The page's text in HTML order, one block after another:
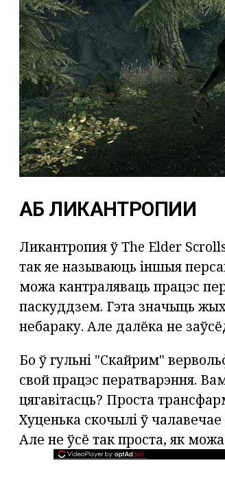
АБ ЛИКАНТРОПИИ
Ликантропия ў The Elder
так яе называюць іншыя
можа кантраляваць працэс
паскуддзем. Гэта значыць
небараку. Але далёка не
Бо ў гульні "Скайрим"
свой працэс ператварэння.
цягавітасць? Проста
Хуценька скочылі ў
Але не ўсё так проста, як